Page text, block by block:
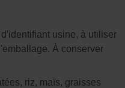
usine, à utiliser
À conserver
riz, maïs, graisses